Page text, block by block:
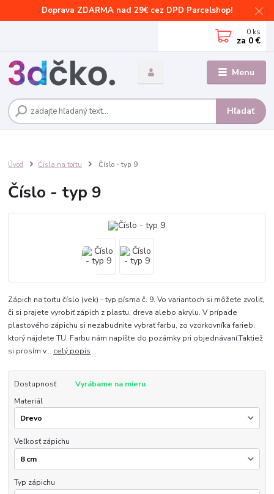
Doprava ZDARMA nad 29€ cez DPD Parcelshop!
Menu
Hľadať
0 ks
za 0 €
Úvod Čísla na tortu Číslo - typ 9
Číslo - typ 9
Zápich na tortu číslo (vek) - typ písma č. 9. Vo variantoch si môžete zvoliť,
či si prajete vyrobiť zápich z plastu, dreva alebo akrylu. V prípade
plastového zápichu si nezabudnite vybrať farbu, zo vzorkovníka farieb,
ktorý nájdete TU. Farbu nám napíšte do pozámky pri objednávaní.Taktiež
si prosím v... celý popis
Dostupnosť
Vyrábame na mieru
Materiál
Veľkosť zápichu
Typ zápichu